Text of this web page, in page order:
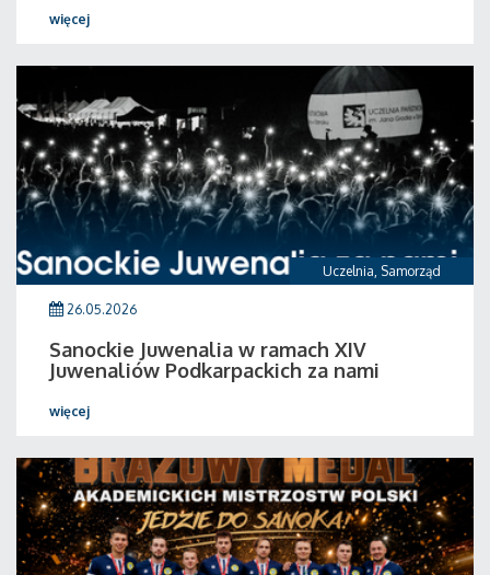
więcej
Uczelnia, Samorząd
26.05.2026
Sanockie Juwenalia w ramach XIV
Juwenaliów Podkarpackich za nami
więcej